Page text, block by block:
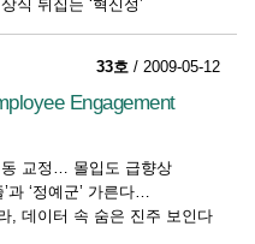
식 뒤집는 ‘혁신성’
33호 / 2009-05-12
Engagement
교정… 몰입도 급향상
과 ‘정예군’ 가른다
, 데이터 속 숨은 진주 보인다